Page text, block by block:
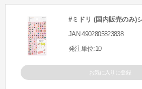
#ミドリ (国内販売のみ)
JAN:4902805823838
発注単位:10
お気に入りに登録